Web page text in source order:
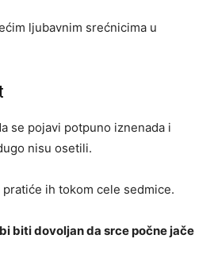
ljubavnim srećnicima u
se pojavi potpuno iznenada i
nisu osetili.
ih tokom cele sedmice.
biti dovoljan da srce počne jače